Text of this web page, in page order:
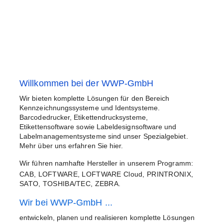
Willkommen bei der WWP-GmbH
Wir bieten komplette Lösungen für den Bereich
Kennzeichnungssysteme und Identsysteme.
Barcodedrucker, Etikettendrucksysteme,
Etikettensoftware sowie Labeldesignsoftware und
Labelmanagementsysteme sind unser Spezialgebiet.
Mehr über uns erfahren Sie hier.
Wir führen namhafte Hersteller in unserem Programm:
CAB, LOFTWARE, LOFTWARE Cloud, PRINTRONIX,
SATO, TOSHIBA/TEC, ZEBRA.
Wir bei WWP-GmbH ...
entwickeln, planen und realisieren komplette Lösungen